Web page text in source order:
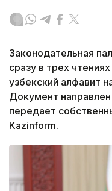
Законодательная
сразу в трех
узбекский алфавит
Документ
передает
Kazinform.